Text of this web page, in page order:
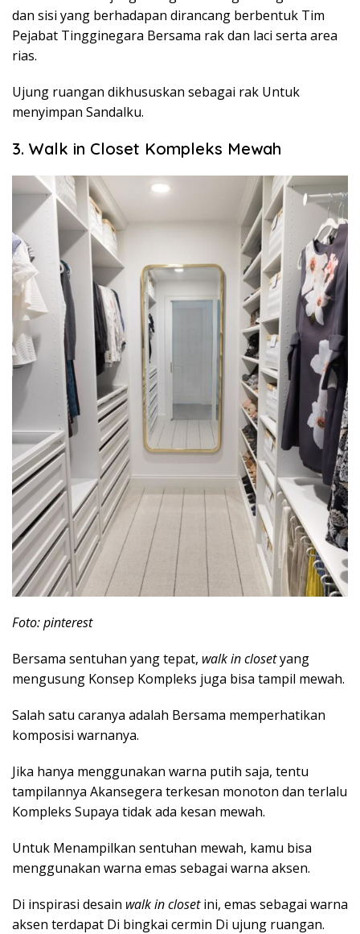
dan sisi yang berhadapan dirancang berbentuk Tim
Pejabat Tingginegara Bersama rak dan laci serta area
rias.
Ujung ruangan dikhususkan sebagai rak Untuk
menyimpan Sandalku.
3. Walk in Closet Kompleks Mewah
Foto: pinterest
Bersama sentuhan yang tepat, walk in closetyang
mengusung Konsep Kompleks juga bisa tampil mewah.
Salah satu caranya adalah Bersama memperhatikan
komposisi warnanya.
Jika hanya menggunakan warna putih saja, tentu
tampilannya Akansegera terkesan monoton dan terlalu
Kompleks Supaya tidak ada kesan mewah.
Untuk Menampilkan sentuhan mewah, kamu bisa
menggunakan warna emas sebagai warna aksen.
Di inspirasi desain walk in closetini, emas sebagai warna
aksen terdapat Di bingkai cermin Di ujung ruangan.